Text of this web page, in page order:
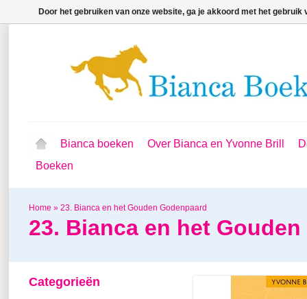
Bianca boeken Over Bianca en Yvonne Brill
Boeken
Home » 23. Bianca en het Gouden Godenpaard
23. Bianca en het
Categorieën
Door het gebruiken van onze website, ga je akkoord met het